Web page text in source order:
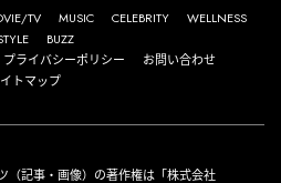
TV MUSIC CELEBRITY
WELLNESS
BUZZ
プライバシーポリシー
お問い合わせ
トマップ
（記事・画像）の著作権は「株式会社